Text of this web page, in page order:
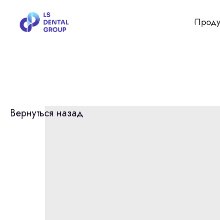
Вернуться назад